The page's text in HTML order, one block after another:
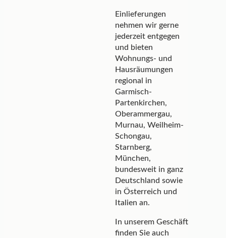
Einlieferungen
nehmen wir gerne
jederzeit entgegen
und bieten
Wohnungs- und
Hausräumungen
regional in
Garmisch-
Partenkirchen,
Oberammergau,
Murnau, Weilheim-
Schongau,
Starnberg,
München,
bundesweit in ganz
Deutschland sowie
in Österreich und
Italien an.
In unserem Geschäft
finden Sie auch